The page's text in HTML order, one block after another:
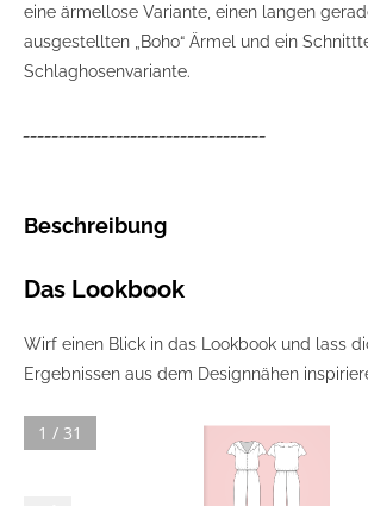
eine ärmellose Variante, einen langen
ausgestellten „Boho“ Ärmel und ein
Schlaghosenvariante.
Beschreibung
Das Lookbook
Wirf einen Blick in das Lookbook und lass
Ergebnissen aus dem Designnähen
1 / 31